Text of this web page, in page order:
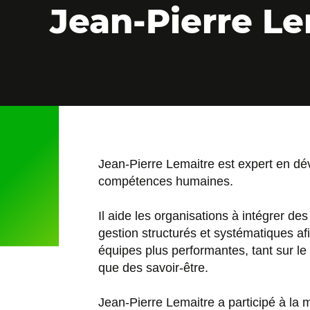
Jean-Pierre
Jean-Pierre Lemaitre est expert en
compétences humaines.
Il aide les organisations à intégrer
gestion structurés et systématiques
équipes plus performantes, tant sur
que des savoir-être.
Jean-Pierre Lemaitre a participé à la